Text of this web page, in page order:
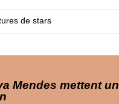
de stars
Mendes mettent un